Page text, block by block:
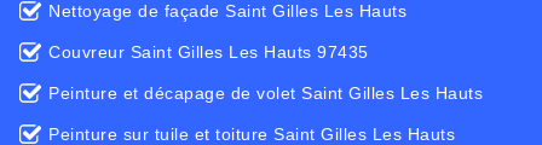
Nettoyage de façade Saint Gilles Les Hauts
Couvreur Saint Gilles Les Hauts 97435
Peinture et décapage de volet Saint Gilles Les Hauts
Peinture sur tuile et toiture Saint Gilles Les Hauts